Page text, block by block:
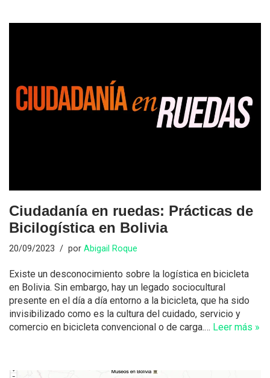
Ciudadanía en ruedas: Prácticas de
Bicilogística en Bolivia
20/09/2023 por Abigail Roque
Existe un desconocimiento sobre la logística en bicicleta
en Bolivia. Sin embargo, hay un legado sociocultural
presente en el día a día entorno a la bicicleta, que ha sido
invisibilizado como es la cultura del cuidado, servicio y
comercio en bicicleta convencional o de carga.… Leer más »